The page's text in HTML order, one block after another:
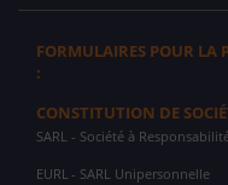
FORMULAIRES POUR LA
:
CONSTITUTION DE
SARL - Société à
EURL - SARL Unipersonnelle